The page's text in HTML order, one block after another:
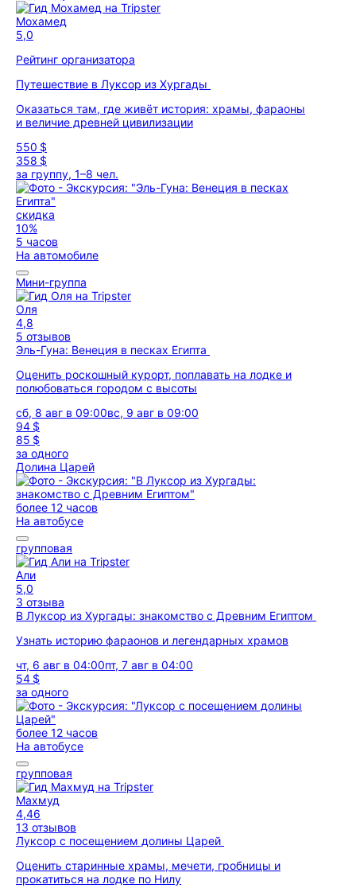
Мохамед
5,0
Рейтинг организатора
Путешествие в Луксор из Хургады
Оказаться там, где живёт история: храмы, фараоны
и величие древней цивилизации
550 $
358 $
за группу, 1–8 чел.
скидка
10%
5 часов
На автомобиле
Мини-группа
Оля
4,8
5 отзывов
Эль-Гуна: Венеция в песках Египта
Оценить роскошный курорт, поплавать на лодке и
полюбоваться городом с высоты
сб, 8 авг в 09:00вс, 9 авг в 09:00
94 $
85 $
за одного
Долина Царей
более 12 часов
На автобусе
групповая
Али
5,0
3 отзыва
В Луксор из Хургады: знакомство с Древним Египтом
Узнать историю фараонов и легендарных храмов
чт, 6 авг в 04:00пт, 7 авг в 04:00
54 $
за одного
более 12 часов
На автобусе
групповая
Махмуд
4,46
13 отзывов
Луксор с посещением долины Царей
Оценить старинные храмы, мечети, гробницы и
прокатиться на лодке по Нилу